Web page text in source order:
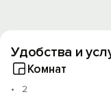
нашего дома.
реставрирована,
В саду - летняя
Удобства и
Комнат
2